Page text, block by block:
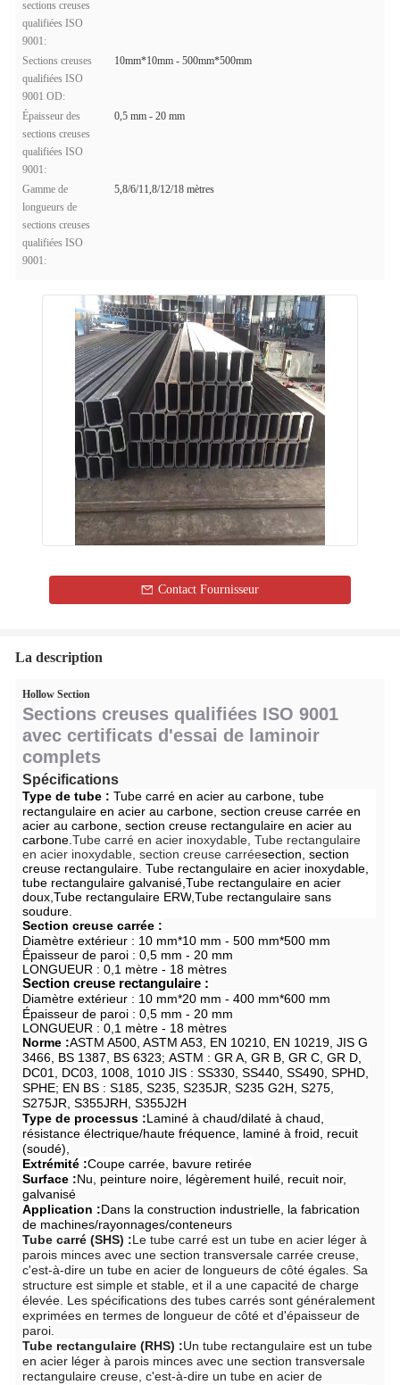
sections creuses
qualifiées ISO
9001:
Sections creuses
qualifiées ISO
9001 OD:
10mm*10mm - 500mm*500mm
Épaisseur des
sections creuses
qualifiées ISO
9001:
0,5 mm - 20 mm
Gamme de
longueurs de
sections creuses
qualifiées ISO
9001:
5,8/6/11,8/12/18 mètres
Contact Fournisseur
La description
Hollow Section
Sections creuses qualifiées ISO 9001
avec certificats d'essai de laminoir
complets
Spécifications
Type de tube : Tube carré en acier au carbone, tube
rectangulaire en acier au carbone, section creuse carrée en
acier au carbone, section creuse rectangulaire en acier au
carbone. Tube carré en acier inoxydable, Tube rectangulaire
en acier inoxydable, section creuse carréesection, section
creuse rectangulaire. Tube rectangulaire en acier inoxydable,
tube rectangulaire galvanisé, Tube rectangulaire en acier
doux Tube rectangulaire ERW Tube rectangulaire sans
soudure
Section creuse carrée :
Diamètre extérieur : 10 mm*10 mm - 500 mm*500 mm
Épaisseur de paroi : 0,5 mm - 20 mm
LONGUEUR : 0,1 mètre - 18 mètres
Section creuse rectangulaire :
Diamètre extérieur : 10 mm*20 mm - 400 mm*600 mm
Épaisseur de paroi : 0,5 mm - 20 mm
LONGUEUR : 0,1 mètre - 18 mètres
Norme :ASTM A500, ASTM A53, EN 10210, EN 10219, JIS G
3466, BS 1387, BS 6323; ASTM : GR A, GR B, GR C, GR D,
DC01, DC03, 1008, 1010 JIS : SS330, SS440, SS490, SPHD,
SPHE; EN BS : S185, S235, S235JR, S235 G2H, S275,
S275JR, S355JRH, S355J2H
Type de processus :Laminé à chaud/dilaté à chaud,
résistance électrique/haute fréquence, laminé à froid, recuit
(soudé),
Extrémité :Coupe carrée, bavure retirée
Surface :Nu, peinture noire, légèrement huilé, recuit noir,
galvanisé
Application :Dans la construction industrielle, la fabrication
de machines/rayonnages/conteneurs
Tube carré (SHS) :Le tube carré est un tube en acier léger à
parois minces avec une section transversale carrée creuse,
c'est-à-dire un tube en acier de longueurs de côté égales. Sa
structure est simple et stable, et il a une capacité de charge
élevée. Les spécifications des tubes carrés sont généralement
exprimées en termes de longueur de côté et d'épaisseur de
paroi.
Tube rectangulaire (RHS) :Un tube rectangulaire est un tube
en acier léger à parois minces avec une section transversale
rectangulaire creuse, c'est-à-dire un tube en acier de